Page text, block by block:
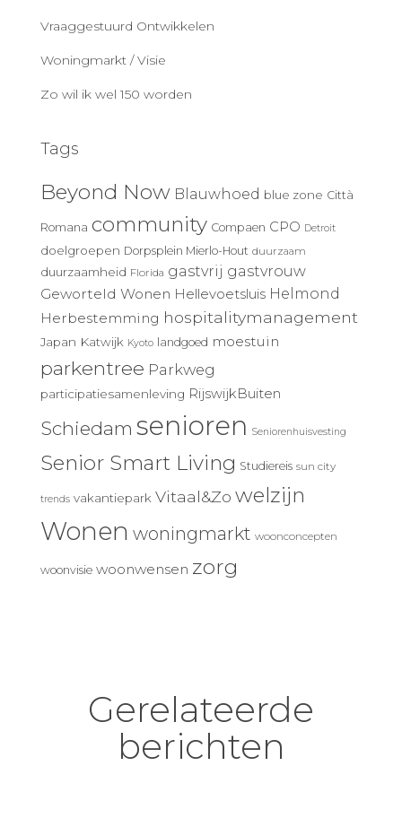
Vraaggestuurd Ontwikkelen
Woningmarkt / Visie
Zo wil ik wel 150 worden
Tags
Beyond Now Blauwhoed blue zone Città
Romana community Compaen CPO Detroit
doelgroepen Dorpsplein Mierlo-Hout duurzaam
duurzaamheid Florida gastvrij gastvrouw
Geworteld Wonen Hellevoetsluis Helmond
Herbestemming hospitalitymanagement
Japan Katwijk Kyoto landgoed moestuin
parkentree Parkweg
participatiesamenleving RijswijkBuiten
Schiedam senioren Seniorenhuisvesting
Senior Smart Living Studiereis sun city
trends vakantiepark Vitaal&Zo welzijn
Wonen woningmarkt woonconcepten
woonvisie woonwensen zorg
Gerelateerde
berichten